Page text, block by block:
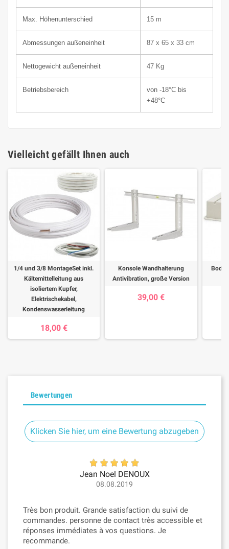
Max. Höhenunterschied 15 m
Abmessungen außeneinheit 87 x 65 x 33 cm
Nettogewicht außeneinheit 47 Kg
Betriebsbereich
von -18°C bis
+48°C
Vielleicht gefällt Ihnen auch
1/4 und 3/8 MontageSet inkl.
Kältemittelleitung aus
isoliertem Kupfer,
Elektrischekabel,
Kondenswasserleitung
18,00 €
Konsole Wandhalterung
Antivibration, große Version
39,00 €
Bewertungen
Klicken Sie hier, um eine Bewertung abzugeben
Jean Noel DENOUX
08.08.2019
Très bon produit. Grande satisfaction du suivi de
commandes. personne de contact très accessible et
réponses immédiates à vos questions. Je
recommande.